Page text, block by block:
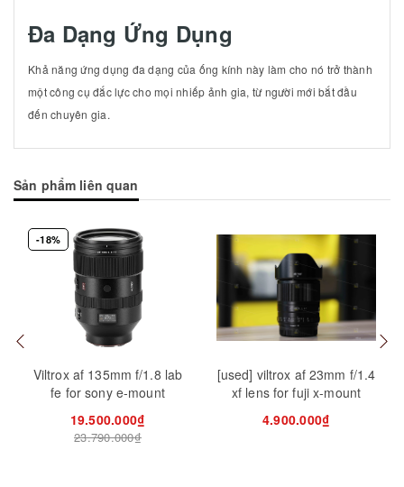
Đa Dạng Ứng Dụng
Khả năng ứng dụng đa dạng của ống kính này làm cho nó trở thành
một công cụ đắc lực cho mọi nhiếp ảnh gia, từ người mới bắt đầu
đến chuyên gia.
Sản phẩm liên quan
-18%
Viltrox af 135mm f/1.8 lab
fe for sony e-mount
19.500.000₫
23.790.000₫
[used] viltrox af 23mm f/1.4
xf lens for fuji x-mount
4.900.000₫
Mua hàng